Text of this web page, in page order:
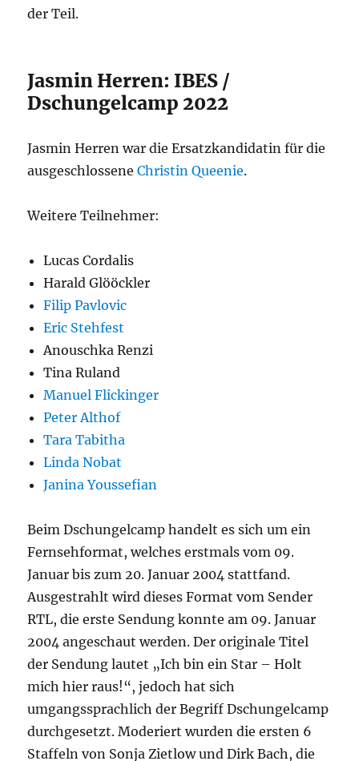
der Teil.
Jasmin Herren: IBES /
Dschungelcamp 2022
Jasmin Herren war die Ersatzkandidatin für die
ausgeschlosseneChristin Queenie.
Weitere Teilnehmer:
Lucas Cordalis
Harald Glööckler
Filip Pavlovic
Eric Stehfest
Anouschka Renzi
Tina Ruland
Manuel Flickinger
Peter Althof
Tara Tabitha
Linda Nobat
Janina Youssefian
Beim Dschungelcamp handelt es sich um ein
Fernsehformat, welches erstmals vom 09.
Januar bis zum 20. Januar 2004 stattfand.
Ausgestrahlt wird dieses Format vom Sender
RTL, die erste Sendung konnte am 09. Januar
2004 angeschaut werden. Der originale Titel
der Sendung lautet „Ich bin ein Star – Holt
mich hier raus!“, jedoch hat sich
umgangssprachlich der Begriff Dschungelcamp
durchgesetzt. Moderiert wurden die ersten 6
Staffeln von Sonja Zietlow und Dirk Bach, die